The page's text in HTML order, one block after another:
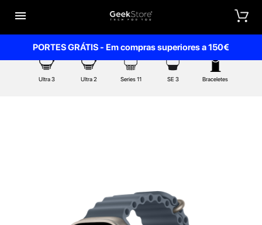

PORTES GRÁTIS - Em compras superiores a 150€
Ultra 3 Ultra 2 Series 11 SE 3 Braceletes